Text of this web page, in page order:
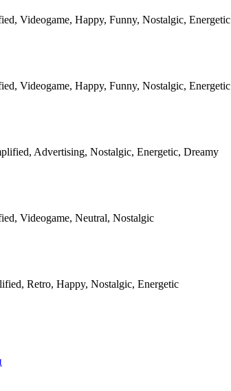
Videogame, Happy, Funny, Nostalgic, Energetic
Videogame, Happy, Funny, Nostalgic, Energetic
Advertising, Nostalgic, Energetic, Dreamy
Videogame, Neutral, Nostalgic
Retro, Happy, Nostalgic, Energetic